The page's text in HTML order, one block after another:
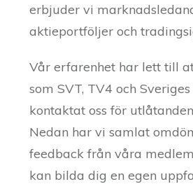
erbjuder vi
aktieportföljer och
Vår erfarenhet har lett till
som SVT, TV4 och
kontaktat oss för
Nedan har vi samlat
feedback från våra
kan bilda dig en egen